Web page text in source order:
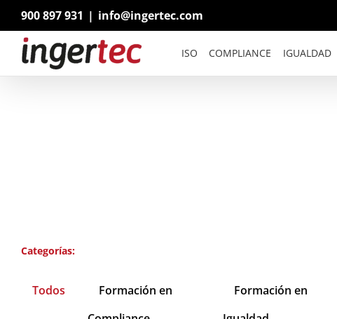
contenido
900 897 931 | info@ingertec.com
ISO COMPLIANCE IGUALDAD
Categorías:
Todos
Formación en
Formación en